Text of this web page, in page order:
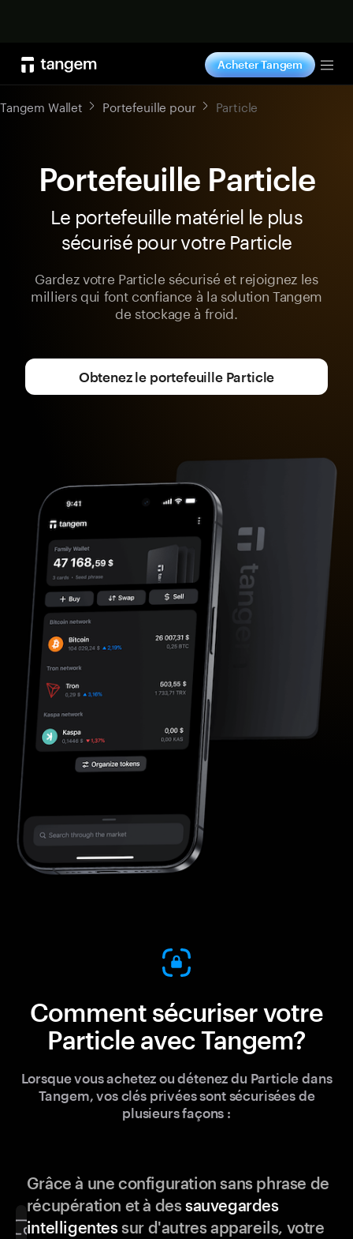
Acheter Tangem
Tangem Wallet Portefeuille pour Particle
Portefeuille Particle
Le portefeuille matériel le plus
sécurisé pour votre Particle
Gardez votre Particle sécurisé et rejoignez les
milliers qui font confiance à la solution Tangem
de stockage à froid.
Obtenez le portefeuille Particle
Comment sécuriser votre
Particle avec Tangem?
Lorsque vous achetez ou détenez du Particle dans
Tangem, vos clés privées sont sécurisées de
plusieurs façons :
Grâce à une configuration sans phrase de
récupération et à dessauvegardes
intelligentessur d'autres appareils, votre